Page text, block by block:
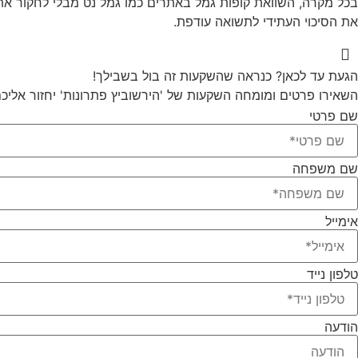
את הסיכוי העתידי לתשואה עודפת.
הגעת עד לכאן? כנראה שהשקעות זה בול בשבילך!
השאירו פרטים ומומחה השקעות של 'הירשוביץ פתרונות' יחזור
שם פרטי
שם משפחה
אימייל
טלפון נייד
הודעה